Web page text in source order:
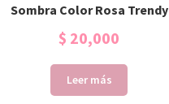
Sombra Color Rosa Trendy
$ 20,000
Leer más